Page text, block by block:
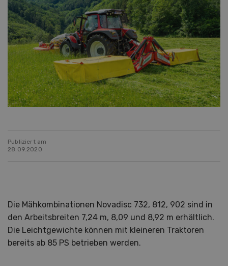
Publiziert am
28.09.2020
Die Mähkombinationen Novadisc 732, 812, 902 sind in
den Arbeitsbreiten 7,24 m, 8,09 und 8,92 m erhältlich.
Die Leichtgewichte können mit kleineren Traktoren
bereits ab 85 PS betrieben werden.